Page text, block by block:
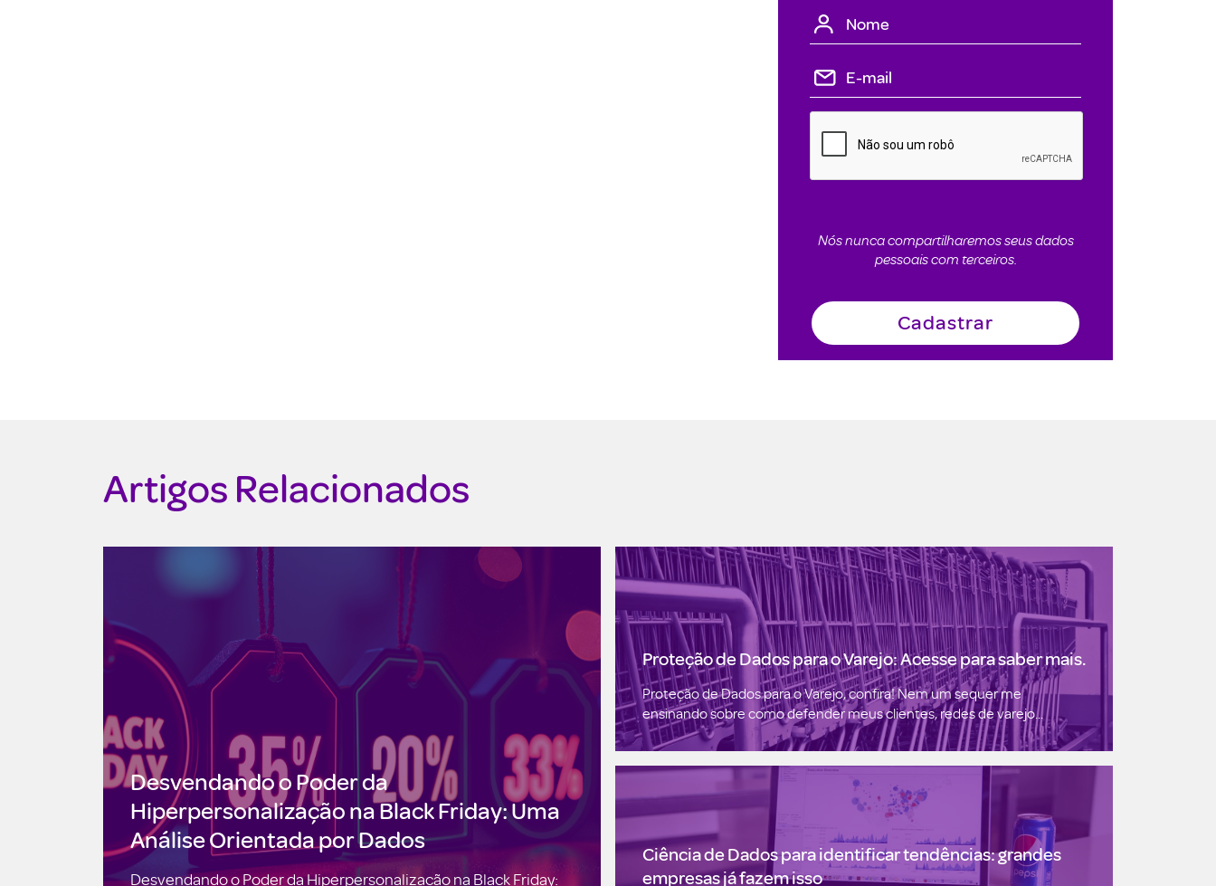
Nós nunca compartilharemos seus dados
pessoais com terceiros.
Artigos Relacionados
Desvendando o Poder da
Hiperpersonalização na Black Friday: Uma
Análise Orientada por Dados
Desvendando o Poder da Hiperpersonalização na Black Friday:
Proteção de Dados para o Varejo: Acesse para saber mais.
Proteção de Dados para o Varejo, confira! Nem um sequer me
ensinando sobre como defender meus clientes, redes de varejo...
Ciência de Dados para identificar tendências: grandes
empresas já fazem isso